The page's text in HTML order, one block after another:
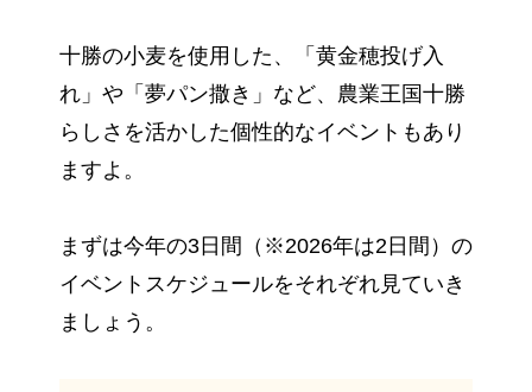
十勝の小麦を使用した、「黄金穂投げ入
れ」や「夢パン撒き」など、農業王国十勝
らしさを活かした個性的なイベントもあり
ますよ。
まずは今年の3日間（※2026年は2日間）の
イベントスケジュールをそれぞれ見ていき
ましょう。